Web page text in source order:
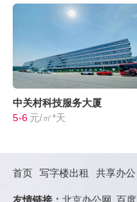
中关村科技服务大厦
5-6 元/㎡*天
首页 写字楼出租 共享办公